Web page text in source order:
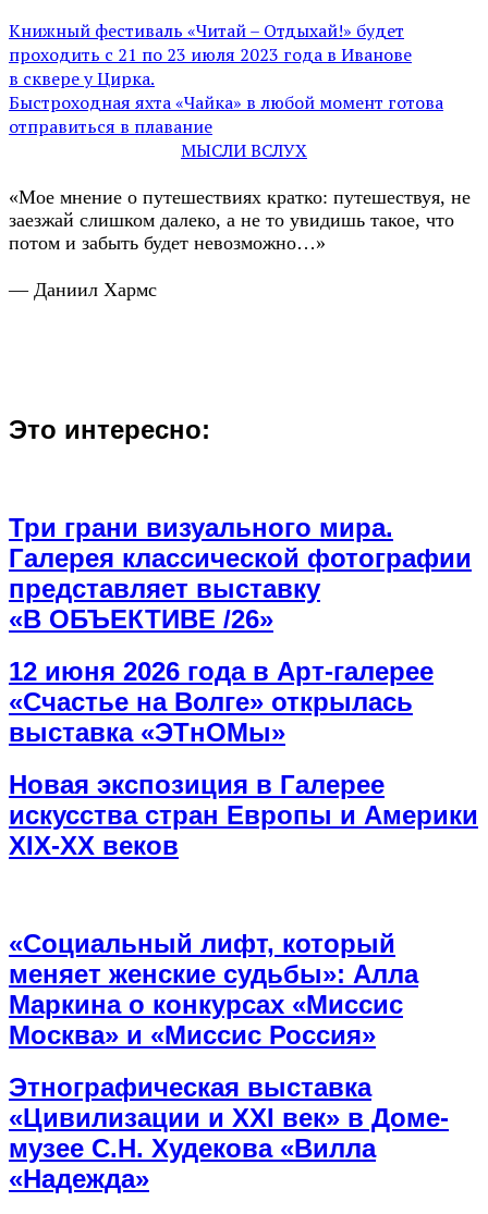
Книжный фестиваль «Читай – Отдыхай!» будет
проходить с 21 по 23 июля 2023 года в Иванове
в сквере у Цирка.
Быстроходная яхта «Чайка» в любой момент готова
отправиться в плавание
МЫСЛИ ВСЛУХ
«Мое мнение о путешествиях кратко: путешествуя, не
заезжай слишком далеко, а не то увидишь такое, что
потом и забыть будет невозможно…»
— Даниил Хармс
Это интересно:
Три грани визуального мира.
Галерея классической фотографии
представляет выставку
«В ОБЪЕКТИВЕ /26»
12 июня 2026 года в Арт-галерее
«Счастье на Волге» открылась
выставка «ЭТнОМы»
Новая экспозиция в Галерее
искусства стран Европы и Америки
XIX-XX веков
«Социальный лифт, который
меняет женские судьбы»: Алла
Маркина о конкурсах «Миссис
Москва» и «Миссис Россия»
Этнографическая выставка
«Цивилизации и ХХI век» в Доме-
музее С.Н. Худекова «Вилла
«Надежда»